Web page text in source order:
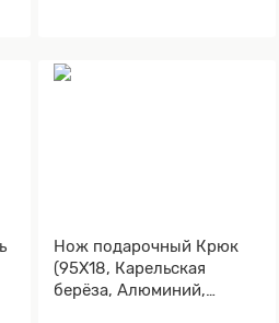
Нож подарочный Крюк
(95Х18, Карельская
берёза, Алюминий,